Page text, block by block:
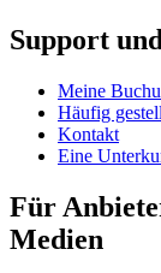
Support
Meine
Häufig
Kontakt
Eine
Für
Medien